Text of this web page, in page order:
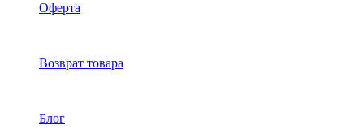
Оферта
Возврат товара
Блог